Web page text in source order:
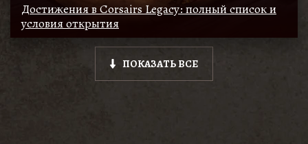
Достижения в Corsairs Legacy: полный список и
условия открытия
ПОКАЗАТЬ ВСЕ